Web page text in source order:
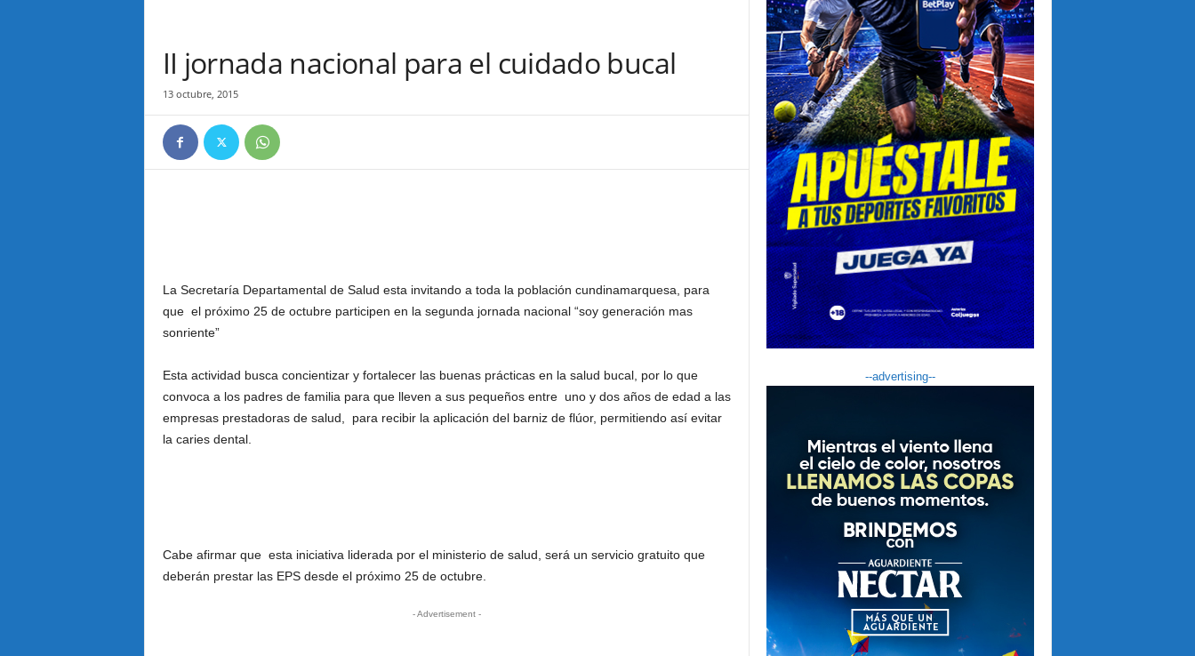
II jornada nacional para el cuidado bucal
13 octubre, 2015
La Secretaría Departamental de Salud esta invitando a toda la población cundinamarquesa, para
que el próximo 25 de octubre participen en la segunda jornada nacional “soy generación mas
sonriente”
Esta actividad busca concientizar y fortalecer las buenas prácticas en la salud bucal, por lo que
convoca a los padres de familia para que lleven a sus pequeños entre uno y dos años de edad a las
empresas prestadoras de salud, para recibir la aplicación del barniz de flúor, permitiendo así evitar
la caries dental.
Cabe afirmar que esta iniciativa liderada por el ministerio de salud, será un servicio gratuito que
deberán prestar las EPS desde el próximo 25 de octubre.
- Advertisement -
--advertising--